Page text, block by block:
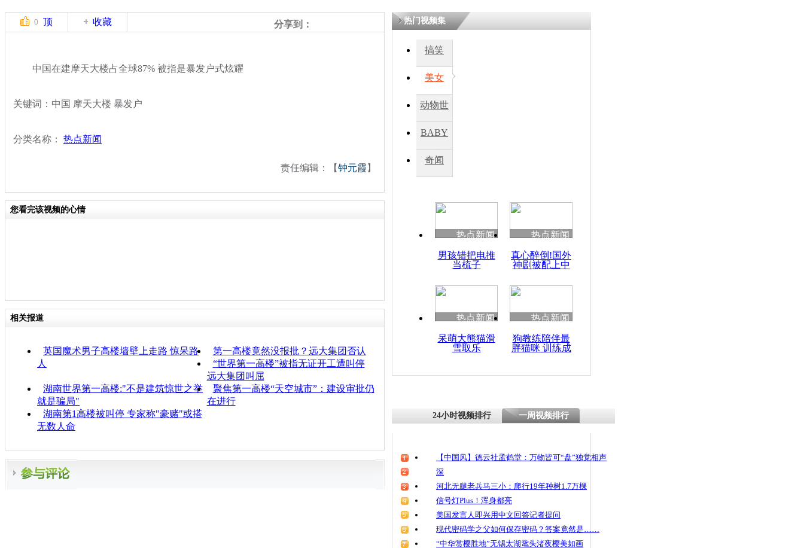
四川兴文苗乡上万人欢
度苗族花山节
清明祭英烈 哀思悼忠
中国在建摩天大楼占全
0 顶 收藏 分享到：
中国在建摩天大楼占全球87% 被指是暴发户式炫耀
关键词：中国 摩天大楼 暴发户
分类名称： 热点新闻
责任编辑：【钟元霞 】
您看完该视频的心情
相关报道
英国魔术男子高楼墙壁上走路 惊呆路
人
第一高楼竟然没报批？远大集团否认
“世界第一高楼”被指无证开工遭叫停
远大集团叫屈
湖南世界第一高楼:"不是建筑惊世之举
就是骗局"
聚焦第一高楼“天空城市”：建设审批仍
在进行
湖南第1高楼被叫停 专家称"豪赌"或搭
无数人命
热门视频集
搞笑
美女
动物世
BABY
秀
奇闻
热点新闻
男孩错把电推
当梳子
热点新闻
真心醉倒!国外
神剧被配上中
热点新闻
呆萌大熊猫滑
雪取乐
热点新闻
狗教练陪伴最
胖猫咪 训练成
24小时视频排行 一周视频排行
【中国风】德云社孟鹤堂：万物皆可“盘”独觉相声
深
河北无腿老兵马三小：爬行19年种树1.7万棵
信号灯Plus！浑身都亮
美国发言人即兴用中文回答记者提问
现代密码学之父如何保存密码？答案竟然是……
“中华赏樱胜地”无锡太湖鼋头渚夜樱美如画